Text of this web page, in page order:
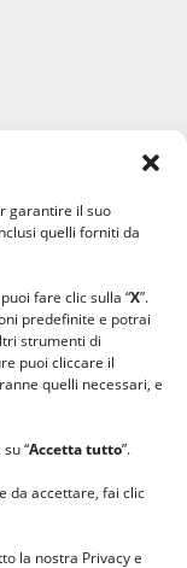
garantire il suo
quelli forniti da
fare clic sulla “X”.
predefinite e potrai
strumenti di
puoi cliccare il
quelli necessari, e
“Accetta tutto”.
da accettare, fai clic
la nostra Privacy e